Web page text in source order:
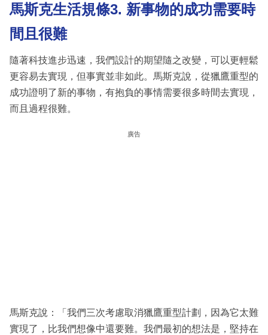
馬斯克生活規條3. 新事物的成功需要時
間且很難
隨著科技進步迅速，我們設計的期望隨之改變，可以更輕鬆
更容易去實現，但事實並非如此。馬斯克說，從獵鷹重型的
成功證明了新的事物，有抱負的事情需要很多時間去實現，
而且過程很難。
廣告
馬斯克說：「我們三次考慮取消獵鷹重型計劃，因為它太難
實現了，比我們想像中還要難。我們最初的想法是，堅持在